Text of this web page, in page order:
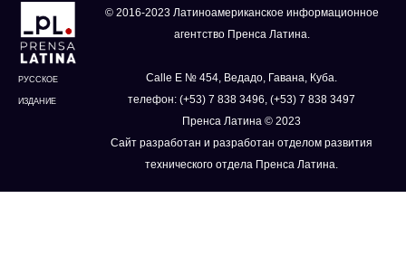
РУССКОЕ
ИЗДАНИЕ
© 2016-2023 Латиноамериканское информационное
агентство Пренса Латина.
Calle E № 454, Ведадо, Гавана, Куба.
телефон: (+53) 7 838 3496, (+53) 7 838 3497
Пренса Латина © 2023
Сайт разработан и разработан отделом развития
технического отдела Пренса Латина.